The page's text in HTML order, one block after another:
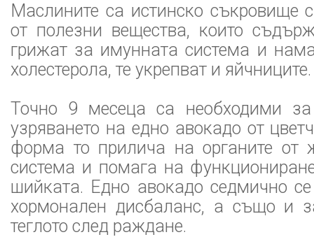
Маслините са истинско съкровище
от полезни вещества, които
грижат за имунната система и
холестерола, те укрепват и яйчниците.
Точно 9 месеца са необходими за
узряването на едно авокадо от
форма то прилича на органите от
система и помага на
шийката. Едно авокадо седмично
хормонален дисбаланс, а също и
теглото след раждане.